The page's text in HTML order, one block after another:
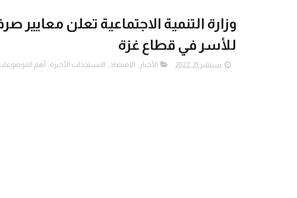
للأسر في قطاع غزة
سبتمبر 21, 2022 الأخبار , الاقتصاد, المستجدات الأخيرة, أهم